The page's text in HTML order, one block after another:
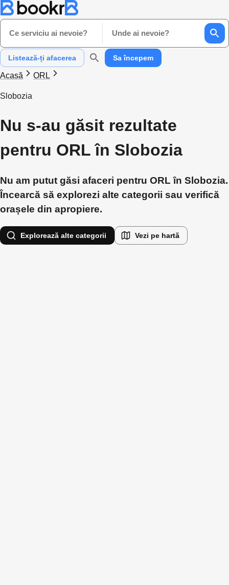
Ce serviciu ai nevoie? Unde ai nevoie?
Listează-ți afacerea Sa începem
Acasă ORL
Slobozia
Nu s-au găsit rezultate
pentru ORL în Slobozia
Nu am putut găsi afaceri pentru ORL în Slobozia.
Încearcă să explorezi alte categorii sau verifică
orașele din apropiere.
Explorează alte categorii Vezi pe hartă